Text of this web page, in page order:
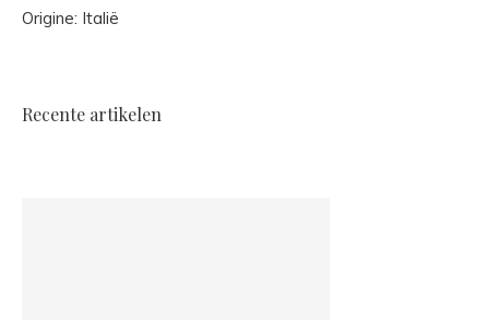
Origine: Italië
Recente artikelen